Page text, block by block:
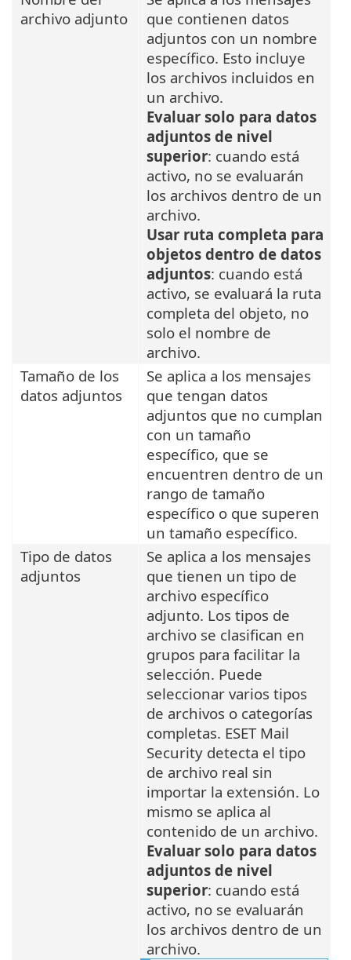
archivo adjunto
que contienen datos
adjuntos con un nombre
específico. Esto incluye
los archivos incluidos en
un archivo.
Evaluar solo para datos
adjuntos de nivel
superior: cuando está
activo, no se evaluarán
los archivos dentro de un
archivo.
Usar ruta completa para
objetos dentro de datos
adjuntos: cuando está
activo, se evaluará la ruta
completa del objeto, no
solo el nombre de
archivo.
Tamaño de los
datos adjuntos
Se aplica a los mensajes
que tengan datos
adjuntos que no cumplan
con un tamaño
específico, que se
encuentren dentro de un
rango de tamaño
específico o que superen
un tamaño específico.
Tipo de datos
adjuntos
Se aplica a los mensajes
que tienen un tipo de
archivo específico
adjunto. Los tipos de
archivo se clasifican en
grupos para facilitar la
selección. Puede
seleccionar varios tipos
de archivos o categorías
completas. ESET Mail
Security detecta el tipo
de archivo real sin
importar la extensión. Lo
mismo se aplica al
contenido de un archivo.
Evaluar solo para datos
adjuntos de nivel
superior: cuando está
activo, no se evaluarán
los archivos dentro de un
archivo.